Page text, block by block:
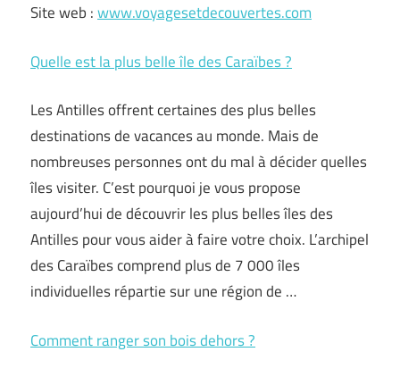
Site web :www.voyagesetdecouvertes.com
Quelle est la plus belle île des Caraïbes ?
Les Antilles offrent certaines des plus belles
destinations de vacances au monde. Mais de
nombreuses personnes ont du mal à décider quelles
îles visiter. C’est pourquoi je vous propose
aujourd’hui de découvrir les plus belles îles des
Antilles pour vous aider à faire votre choix. L’archipel
des Caraïbes comprend plus de 7 000 îles
individuelles répartie sur une région de …
Comment ranger son bois dehors ?